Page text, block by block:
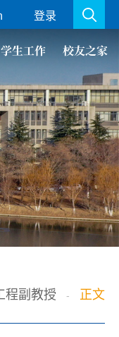
登录
学生工作 校友之家
程副教授 - 正文